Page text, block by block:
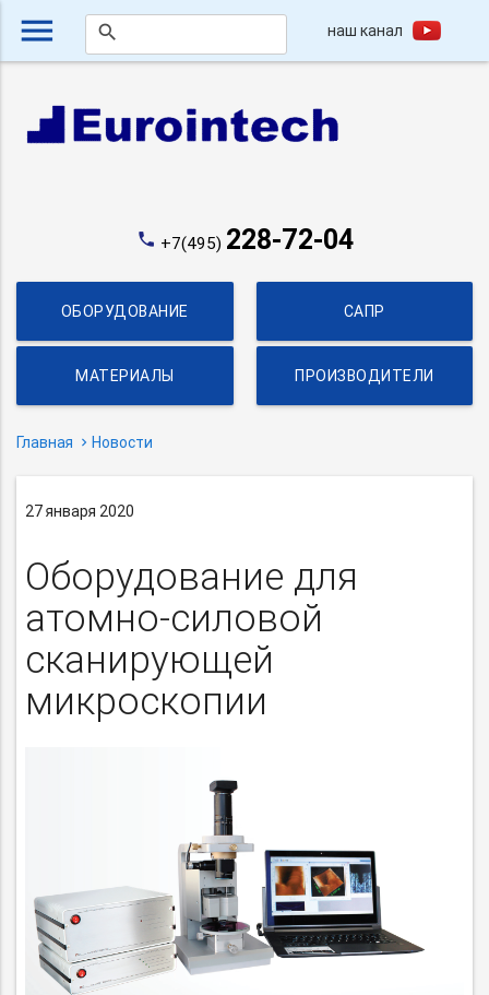
menu search наш канал
phone +7(495) 228-72-04
ОБОРУДОВАНИЕ САПР
МАТЕРИАЛЫ ПРОИЗВОДИТЕЛИ
Главная Новости
27 января 2020
Оборудование для
атомно-силовой
сканирующей
микроскопии